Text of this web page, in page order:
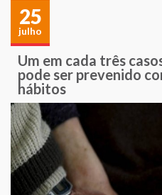
25
julho
Um em cada três
pode ser prevenido
hábitos